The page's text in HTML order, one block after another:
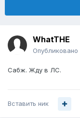
WhatTHE
Опубликовано
Сабж. Жду в ЛС.
Вставить ник